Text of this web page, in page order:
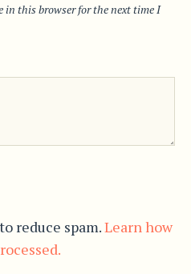
in this browser for the next time I
reduce spam.Learn how